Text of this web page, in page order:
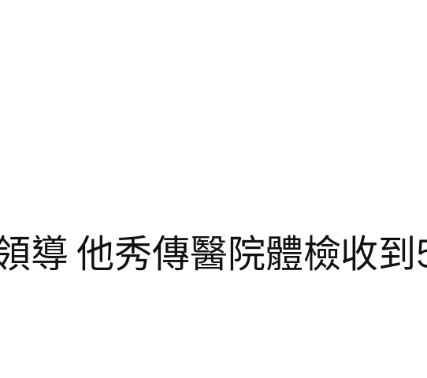
導 他秀傳醫院體檢收